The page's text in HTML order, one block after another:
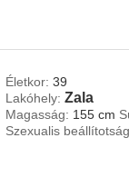
Életkor: 39
Lakóhely: Zala
Magasság: 155 cm
Szexualis